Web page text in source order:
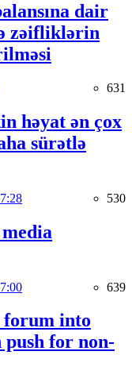
dair
zəifliklərin
631
həyat ən çox
sürətlə
530
639
forum into
for non-